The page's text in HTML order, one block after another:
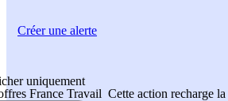
uniquement
France Travail Cette action recharge
Créer une alerte